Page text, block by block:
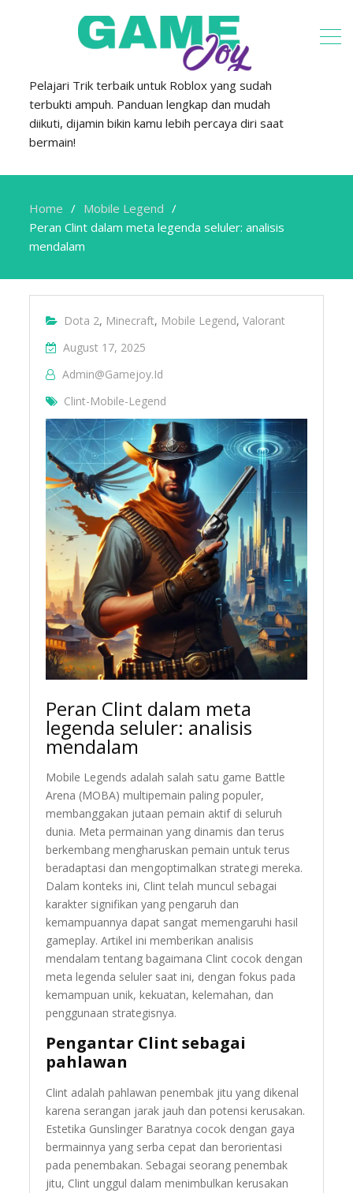
Pelajari Trik terbaik untuk Roblox yang sudah
terbukti ampuh. Panduan lengkap dan mudah
diikuti, dijamin bikin kamu lebih percaya diri saat
bermain!
Home
Mobile Legend
Peran Clint dalam meta legenda seluler: analisis
mendalam
Dota 2, Minecraft, Mobile Legend,Valorant
August 17, 2025
Admin@gamejoy.id
Clint-Mobile-Legend
Peran Clint dalam meta
legenda seluler: analisis
mendalam
Mobile Legends adalah salah satu game Battle
Arena (MOBA) multipemain paling populer,
membanggakan jutaan pemain aktif di seluruh
dunia. Meta permainan yang dinamis dan terus
berkembang mengharuskan pemain untuk terus
beradaptasi dan mengoptimalkan strategi mereka.
Dalam konteks ini, Clint telah muncul sebagai
karakter signifikan yang pengaruh dan
kemampuannya dapat sangat memengaruhi hasil
gameplay. Artikel ini memberikan analisis
mendalam tentang bagaimana Clint cocok dengan
meta legenda seluler saat ini, dengan fokus pada
kemampuan unik, kekuatan, kelemahan, dan
penggunaan strategisnya.
Pengantar Clint sebagai
pahlawan
Clint adalah pahlawan penembak jitu yang dikenal
karena serangan jarak jauh dan potensi kerusakan.
Estetika Gunslinger Baratnya cocok dengan gaya
bermainnya yang serba cepat dan berorientasi
pada penembakan. Sebagai seorang penembak
jitu, Clint unggul dalam menimbulkan kerusakan